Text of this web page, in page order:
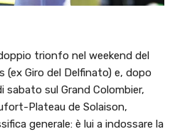
trionfo nel weekend del
(ex Giro del Delfinato) e, dopo
sul Grand Colombier,
Plateau de Solaison,
generale: è lui a indossare la